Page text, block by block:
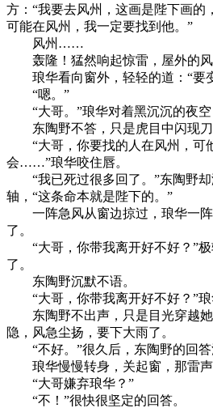
方：“我要去风州，这画是陛下画的
可能在风州，我一定要找到他。”
风州……
轰隆！猛然响起惊雷，屋外的风
琅华看向窗外，轻轻的道：“要
“嗯。”
“大哥。”琅华对着黑沉沉的夜空
东陶野不答，只是虎目中闪现刀
“大哥，你要找的人在风州，可
会……”琅华咬住唇。
“我已死过很多回了。”东陶野却
轴，“这条命本就是陛下的。”
一阵急风从窗边掠过，琅华一阵
了。
“大哥，你带我离开好不好？”极
了。
东陶野沉默不语。
“大哥，你带我离开好不好？”琅
东陶野不出声，只是目光穿越她
隐，风急尘扬，要下大雨了。
“不好。”很久后，东陶野的回答
琅华慢慢转身，关起窗，那雷声
“大哥嫌弃琅华？”
“不！”很快很坚定的回答。